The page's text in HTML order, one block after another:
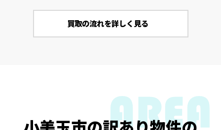
買取の流れを詳しく見る